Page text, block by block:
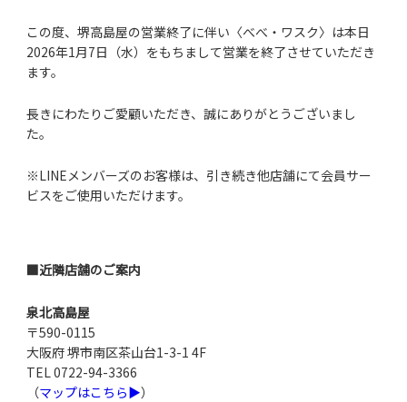
この度、堺高島屋の営業終了に伴い〈べべ・ワスク〉は本日
2026年1月7日（水）をもちまして営業を終了させていただき
ます。
長きにわたりご愛顧いただき、誠にありがとうございまし
た。
※LINEメンバーズのお客様は、引き続き他店舗にて会員サー
ビスをご使用いただけます。
■近隣店舗のご案内
泉北高島屋
〒590-0115
大阪府 堺市南区茶山台1-3-1 4F
TEL 0722-94-3366
（マップはこちら▶）